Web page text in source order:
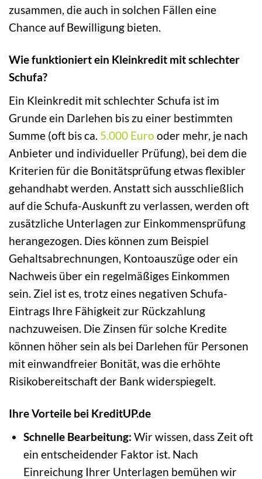
zusammen, die auch in solchen Fällen eine
Chance auf Bewilligung bieten.
Wie funktioniert ein Kleinkredit mit schlechter
Schufa?
Ein Kleinkredit mit schlechter Schufa ist im
Grunde ein Darlehen bis zu einer bestimmten
Summe (oft bis ca. 5.000 Euro oder mehr, je nach
Anbieter und individueller Prüfung), bei dem die
Kriterien für die Bonitätsprüfung etwas flexibler
gehandhabt werden. Anstatt sich ausschließlich
auf die Schufa-Auskunft zu verlassen, werden oft
zusätzliche Unterlagen zur Einkommensprüfung
herangezogen. Dies können zum Beispiel
Gehaltsabrechnungen, Kontoauszüge oder ein
Nachweis über ein regelmäßiges Einkommen
sein. Ziel ist es, trotz eines negativen Schufa-
Eintrags Ihre Fähigkeit zur Rückzahlung
nachzuweisen. Die Zinsen für solche Kredite
können höher sein als bei Darlehen für Personen
mit einwandfreier Bonität, was die erhöhte
Risikobereitschaft der Bank widerspiegelt.
Ihre Vorteile bei KreditUP.de
Schnelle Bearbeitung: Wir wissen, dass Zeit oft
ein entscheidender Faktor ist. Nach
Einreichung Ihrer Unterlagen bemühen wir